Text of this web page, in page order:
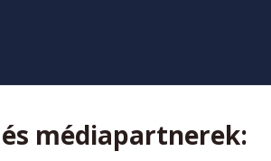
médiapartnerek: